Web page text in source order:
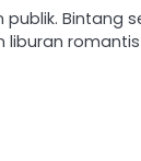
Bintang
liburan